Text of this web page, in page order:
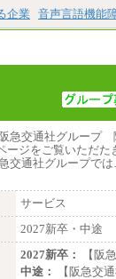
企業 音声言語機能
急交通社グループ
ージをご覧いただた
交通社グループでは
サービス
2027新卒・中途
2027新卒：
【阪
中途：
【阪急交